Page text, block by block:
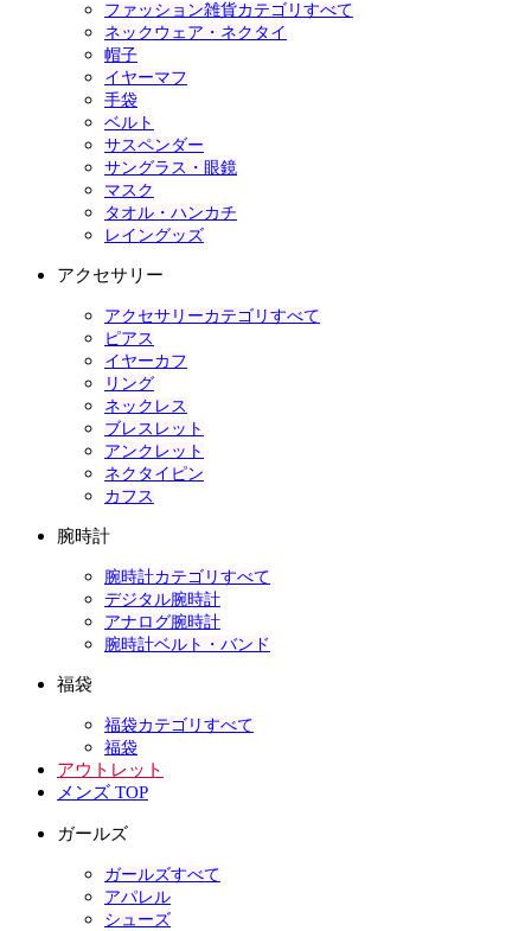
ファッション雑貨カテゴリすべて
ネックウェア・ネクタイ
帽子
イヤーマフ
手袋
ベルト
サスペンダー
サングラス・眼鏡
マスク
タオル・ハンカチ
レイングッズ
アクセサリー
アクセサリーカテゴリすべて
ピアス
イヤーカフ
リング
ネックレス
ブレスレット
アンクレット
ネクタイピン
カフス
腕時計
腕時計カテゴリすべて
デジタル腕時計
アナログ腕時計
腕時計ベルト・バンド
福袋
福袋カテゴリすべて
福袋
アウトレット
メンズ TOP
ガールズ
ガールズすべて
アパレル
シューズ